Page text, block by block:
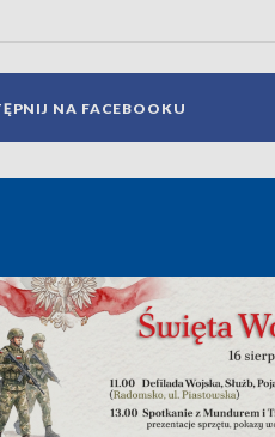
NA FACEBOOKU